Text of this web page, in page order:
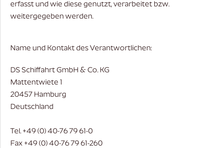
erfasst und wie diese genutzt, verarbeitet bzw.
weitergegeben werden.
Name und Kontakt des Verantwortlichen:
DS Schiffahrt GmbH & Co. KG
Mattentwiete 1
20457 Hamburg
Deutschland
Tel. +49 (0) 40-76 79 61-0
Fax +49 (0) 40-76 79 61-260